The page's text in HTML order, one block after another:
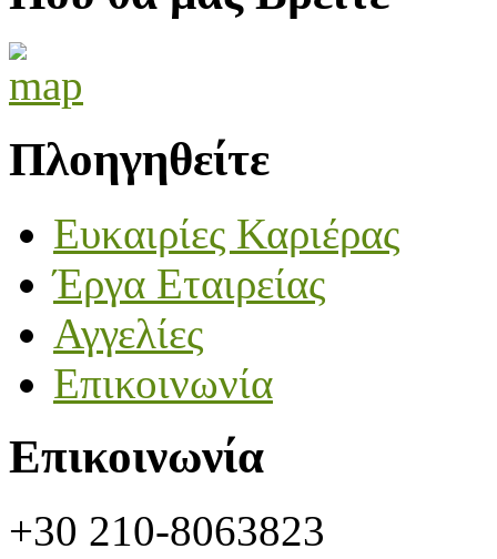
Πλοηγηθείτε
Ευκαιρίες Καριέρας
Έργα Εταιρείας
Αγγελίες
Επικοινωνία
Επικοινωνία
+30 210-8063823